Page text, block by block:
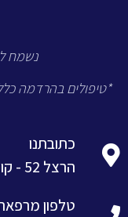
נשמח
*טיפולים בהרדמה
כתובתנו
הרצל 52 - קומת קרקע, ראשון לציון
טלפון